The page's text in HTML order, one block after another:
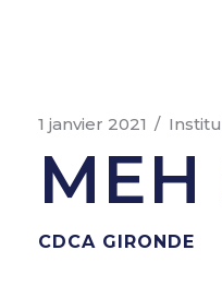
1 janvier 2021
MEH
CDCA GIRONDE